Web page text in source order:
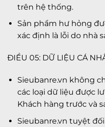
trên hệ thống.
Sản phẩm hư hỏng
xác định là lỗi do nhà
ĐIỀU 05: DỮ LIỆU CÁ
Sieubanre.vn không
các loại dữ liệu được
Khách hàng trước và
Sieubanre.vn tuyệt